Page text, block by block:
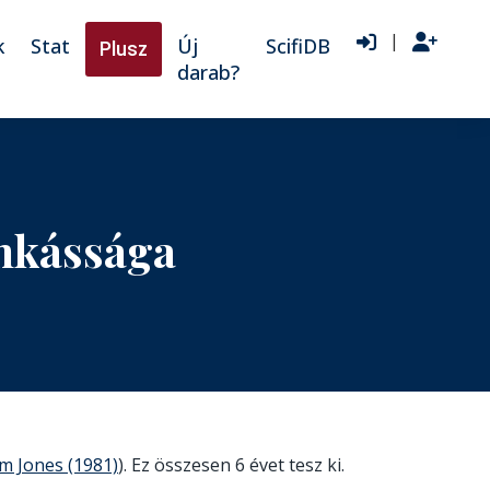
Stat Plusz
Új
darab?
ScifiDB |
Jones (1981)). Ez összesen 6 évet tesz ki.